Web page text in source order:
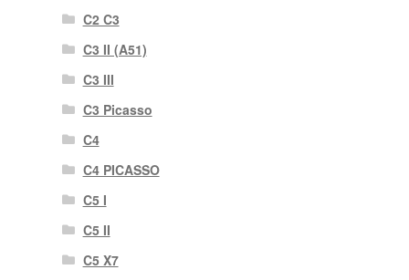
C2 C3
C3 II (A51)
C3 III
C3 Picasso
C4
C4 PICASSO
C5 I
C5 II
C5 X7